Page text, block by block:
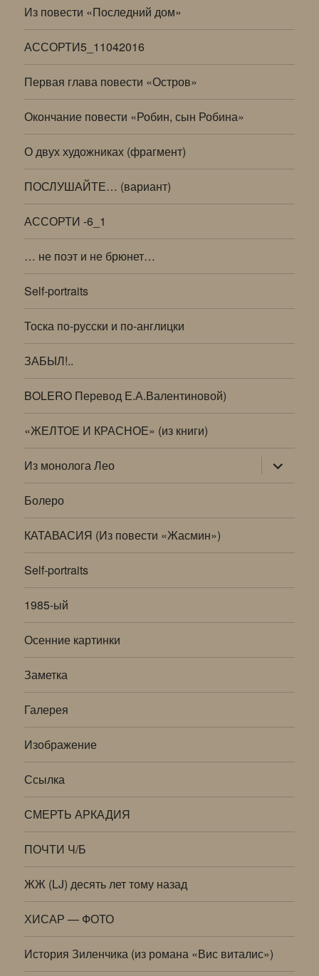
Из повести «Последний дом»
АССОРТИ5_11042016
Первая глава повести «Остров»
Окончание повести «Робин, сын Робина»
О двух художниках (фрагмент)
ПОСЛУШАЙТЕ… (вариант)
АССОРТИ -6_1
… не поэт и не брюнет…
Self-portraits
Тоска по-русски и по-англицки
ЗАБЫЛ!..
BOLERO Перевод Е.А.Валентиновой)
«ЖЕЛТОЕ И КРАСНОЕ» (из книги)
Из монолога Лео раскрыть
дочернее
меню
Болеро
КАТАВАСИЯ (Из повести «Жасмин»)
Self-portraits
1985-ый
Осенние картинки
Заметка
Галерея
Изображение
Ссылка
СМЕРТЬ АРКАДИЯ
ПОЧТИ Ч/Б
ЖЖ (LJ) десять лет тому назад
ХИСАР — ФОТО
История Зиленчика (из романа «Вис виталис»)